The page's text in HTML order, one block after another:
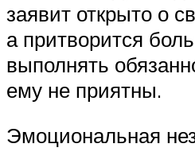
заявит открыто о
а притворится
выполнять
ему не приятны.
Эмоциональная